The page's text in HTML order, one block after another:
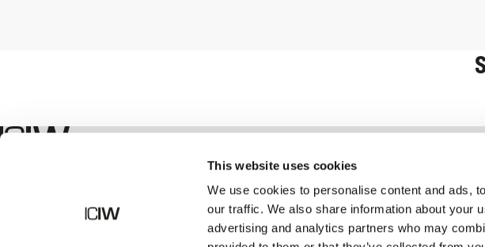
This website uses cookies
We use cookies to personalise content and ads,
our traffic. We also share information about your
advertising and analytics partners who may